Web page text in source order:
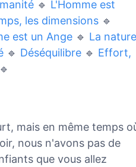
🔹 L'Homme est
les dimensions 🔹
est un Ange 🔹 La nature
🔹 Déséquilibre 🔹 Effort,
🔹
mais en même temps
nous n'avons pas de
que vous allez